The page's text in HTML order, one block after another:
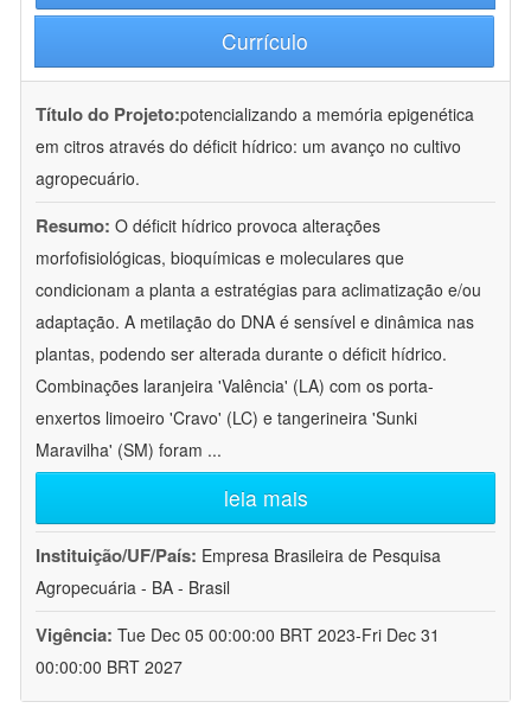
Currículo
Título do Projeto:potencializando a memória epigenética
em citros através do déficit hídrico: um avanço no cultivo
agropecuário.
Resumo: O déficit hídrico provoca alterações
morfofisiológicas, bioquímicas e moleculares que
condicionam a planta a estratégias para aclimatização e/ou
adaptação. A metilação do DNA é sensível e dinâmica nas
plantas, podendo ser alterada durante o déficit hídrico.
Combinações laranjeira 'Valência' (LA) com os porta-
enxertos limoeiro 'Cravo' (LC) e tangerineira 'Sunki
Maravilha' (SM) foram ...
leia mais
Instituição/UF/País: Empresa Brasileira de Pesquisa
Agropecuária - BA - Brasil
Vigência: Tue Dec 05 00:00:00 BRT 2023-Fri Dec 31
00:00:00 BRT 2027